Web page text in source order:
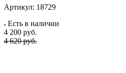
Артикул: 18729
Есть в наличии
4 200 руб.
4 620 руб.